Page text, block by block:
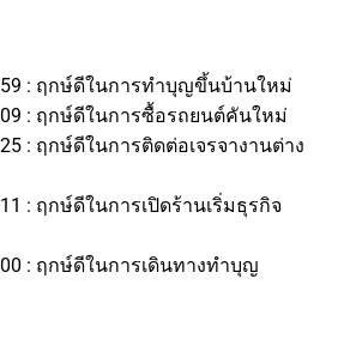
: ฤกษ์ดีในการทำบุญขึ้นบ้านใหม่
: ฤกษ์ดีในการซื้อรถยนต์คันใหม่
: ฤกษ์ดีในการติดต่อเจรจางานต่าง
: ฤกษ์ดีในการเปิดร้านเริ่มธุรกิจ
: ฤกษ์ดีในการเดินทางทำบุญ